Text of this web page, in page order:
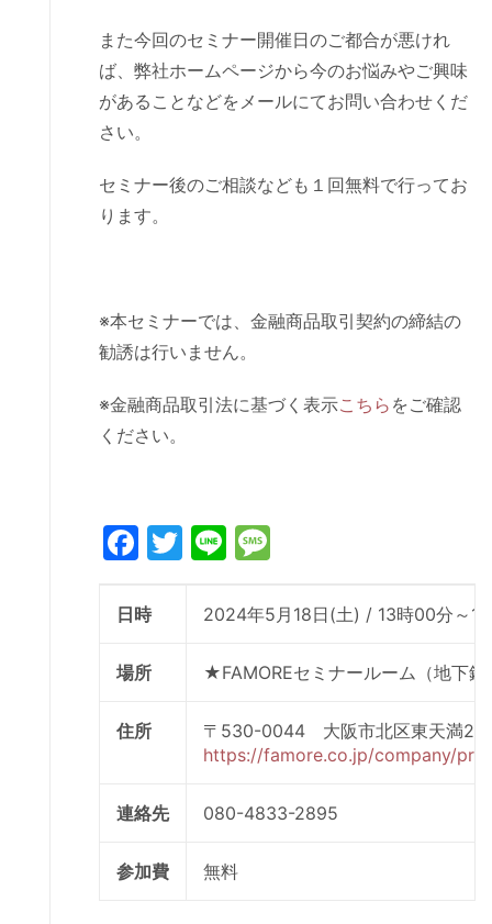
また今回のセミナー開催日のご都合が悪けれ
ば、弊社ホームページから今のお悩みやご興味
があることなどをメールにてお問い合わせくだ
さい。
セミナー後のご相談なども１回無料で行ってお
ります。
※本セミナーでは、金融商品取引契約の締結の
勧誘は行いません。
※金融商品取引法に基づく表示こちら をご確認
ください。
Facebook
Twitter
Line
日時 2024年5月18日(土) / 13時00分～
場所 ★FAMOREセミナールーム（地下
住所
〒530-0044 大阪市北区東天満2-8-
https://famore.co.jp/company/
連絡先 080-4833-2895
参加費 無料